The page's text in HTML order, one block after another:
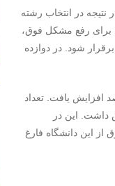
نتیجه در انتخاب رشته
می‌کردند. این دانشگاه که ۳۰ هزار دانشجو دارد برای رفع مشکل فوق،
شود. در دوازده
عالی بود و تعداد دانشجویانی که در چهار سال از این دانشگاه فارغ التحصیل شدند ۳۰ درصد افزایش یافت. تعداد
و ریاضیات مدرک گرفتند ۱۰۰ درصد افزایش داشت. این در
از این دانشگاه فارغ